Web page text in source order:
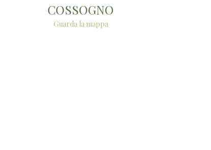
COSSOGNO
Guarda la mappa